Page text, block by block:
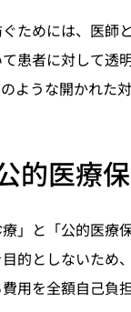
ためには、医師
患者に対して透
ような開かれた
的医療
」と「公的医療
的としないため、
用を全額自己負